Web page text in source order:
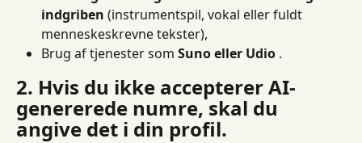
indgriben (instrumentspil, vokal eller fuldt
menneskeskrevne tekster),
Brug af tjenester som Suno eller Udio .
2. Hvis du ikke accepterer AI-
genererede numre, skal du
angive det i din profil.